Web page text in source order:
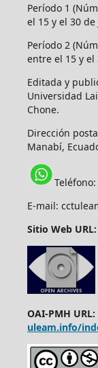
Período 1
el 15 y el 30 de
Período 2
entre el 15 y
Editada y
Universidad
Chone.
Dirección
Manabí,
E-mail:
Sitio Web URL:
OAI-PMH URL:
uleam.info/